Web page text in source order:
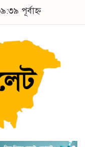
পূর্বাহ্ন